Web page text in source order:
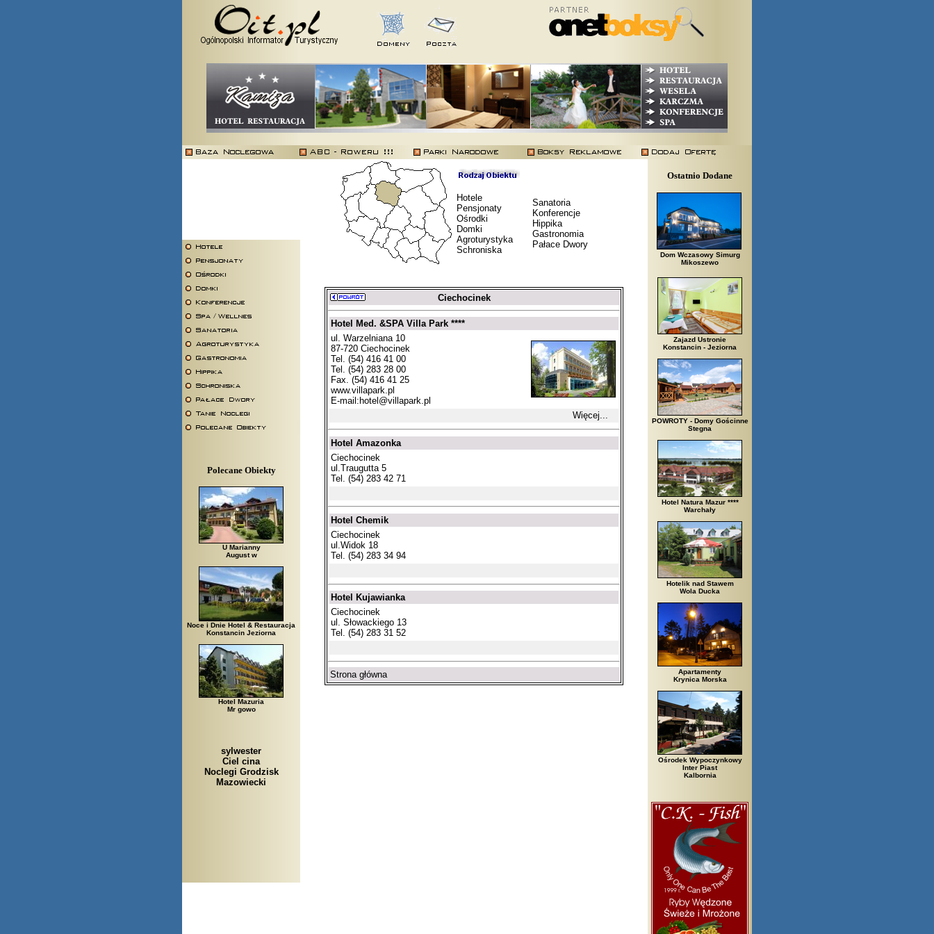
Polecane Obiekty
U Marianny
August w
Noce i Dnie Hotel & Restauracja
Konstancin Jeziorna
Hotel Mazuria
Mr gowo
sylwester
Ciel cina
Noclegi Grodzisk
Mazowiecki
Hotele
Pensjonaty
Ośrodki
Domki
Agroturystyka
Schroniska
Sanatoria
Konferencje
Hippika
Gastronomia
Pałace Dwory
Ciechocinek
Hotel Med. &SPA Villa Park ****
ul. Warzelniana 10
87-720 Ciechocinek
Tel. (54) 416 41 00
Tel. (54) 283 28 00
Fax. (54) 416 41 25
www.villapark.pl
E-mail: hotel@villapark.pl
Więcej...
Hotel Amazonka
Ciechocinek
ul.Traugutta 5
Tel. (54) 283 42 71
Hotel Chemik
Ciechocinek
ul.Widok 18
Tel. (54) 283 34 94
Hotel Kujawianka
Ciechocinek
ul. Słowackiego 13
Tel. (54) 283 31 52
Strona główna
Arłamów, Augustów, Babice Stare, Bachanowo, Barczewo, Bardo, Białobrzegi, Białowieża, Bielsko Biała, Biały Bór, Biały Dunajec,
Ostatnio Dodane
Dom Wczasowy Simurg
Mikoszewo
Zajazd Ustronie
Konstancin - Jeziorna
POWROTY - Domy Gościnne
Stegna
Hotel Natura Mazur ****
Warchały
Hotelik nad Stawem
Wola Ducka
Apartamenty
Krynica Morska
Ośrodek Wypoczynkowy
Inter Piast
Kalbornia